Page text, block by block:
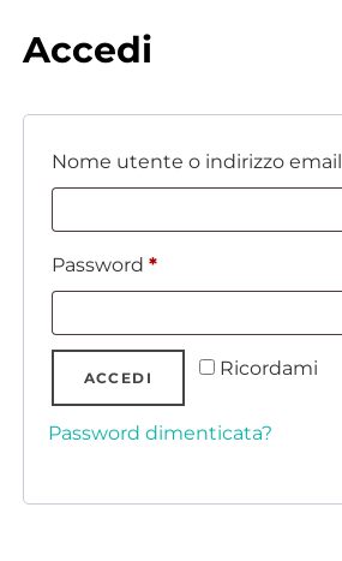
Accedi
Nome utente o indirizzo email
Password *
Ricordami
ACCEDI
Password dimenticata?